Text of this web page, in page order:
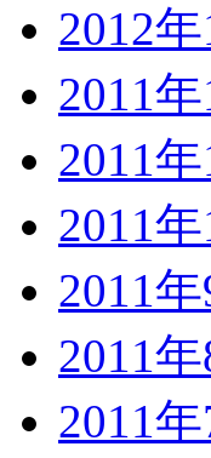
2012
2011
2011
2011
2011
2011
2011